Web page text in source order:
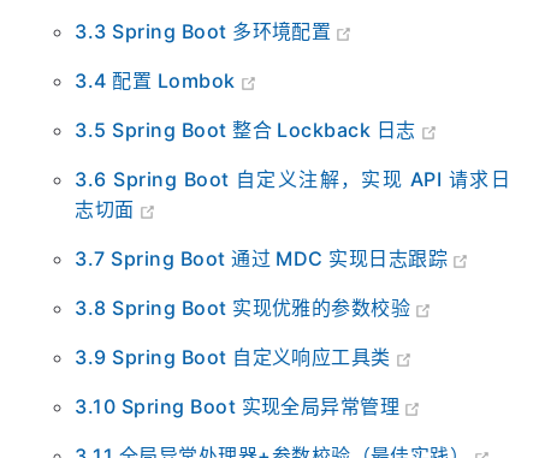
Maven Archetype）
3.3 Spring Boot 多环境配置
3.4 配置 Lombok
3.5 Spring Boot 整合 Lockback 日志
3.6 Spring Boot 自定义注解，实现 API 请求日
志切面
3.7 Spring Boot 通过 MDC 实现日志跟踪
3.8 Spring Boot 实现优雅的参数校验
3.9 Spring Boot 自定义响应工具类
3.10 Spring Boot 实现全局异常管理